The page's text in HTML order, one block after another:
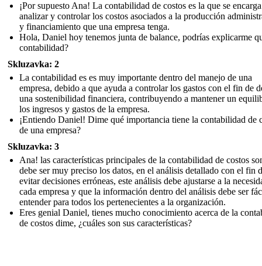
¡Por supuesto Ana! La contabilidad de costos es la que se
analizar y controlar los costos asociados a la producción
y financiamiento que una empresa tenga.
Hola, Daniel hoy tenemos junta de balance, podrías explicarme
contabilidad?
Skluzavka: 2
La contabilidad es es muy importante dentro del manejo de una
empresa, debido a que ayuda a controlar los gastos con el fin de
una sostenibilidad financiera, contribuyendo a mantener un
los ingresos y gastos de la empresa.
¡Entiendo Daniel! Dime qué importancia tiene la contabilidad de
de una empresa?
Skluzavka: 3
Ana! las características principales de la contabilidad de costos
debe ser muy preciso los datos, en el análisis detallado con el fin
evitar decisiones erróneas, este análisis debe ajustarse a la
cada empresa y que la información dentro del análisis debe ser
entender para todos los pertenecientes a la organización.
Eres genial Daniel, tienes mucho conocimiento acerca de la
de costos dime, ¿cuáles son sus características?